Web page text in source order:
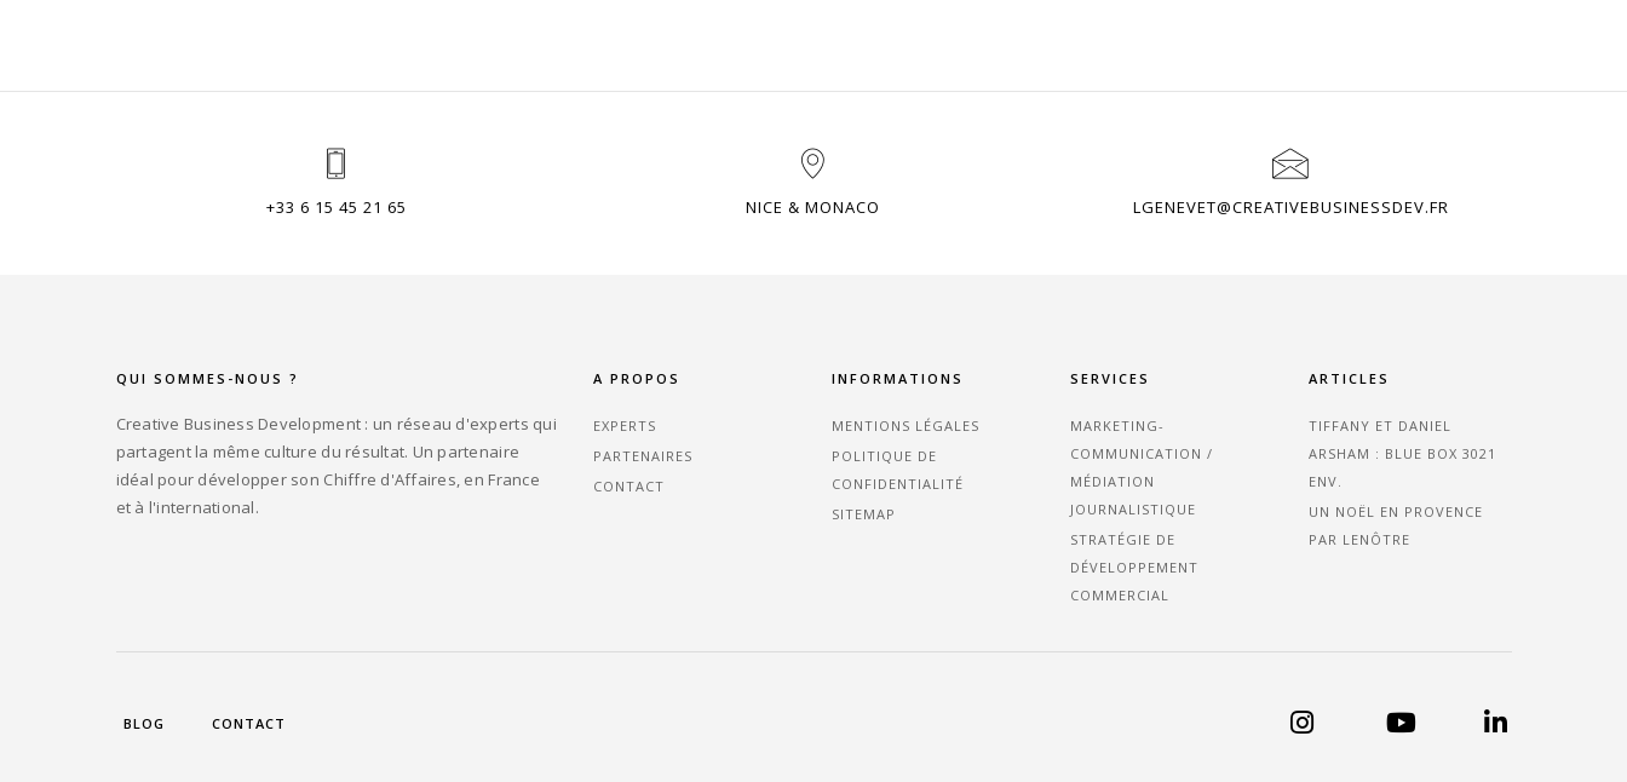
+33 6 15 45 21 65 NICE & MONACO LGENEVET@CREATIVEBUSINESSDEV.FR
QUI SOMMES-NOUS ?
Creative Business Development : un réseau d'experts qui
partagent la même culture du résultat. Un partenaire
idéal pour développer son Chiffre d'Affaires, en France
et à l'international.
A PROPOS
EXPERTS
PARTENAIRES
CONTACT
INFORMATIONS
MENTIONS LÉGALES
POLITIQUE DE
CONFIDENTIALITÉ
SITEMAP
SERVICES
MARKETING-
COMMUNICATION /
MÉDIATION
JOURNALISTIQUE
STRATÉGIE DE
DÉVELOPPEMENT
COMMERCIAL
ARTICLES
TIFFANY ET DANIEL
ARSHAM : BLUE BOX 3021
ENV.
UN NOËL EN PROVENCE
PAR LENÔTRE
BLOG CONTACT